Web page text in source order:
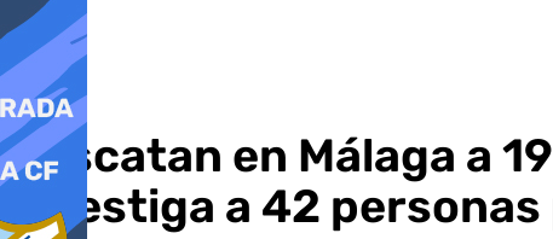
Rescatan en Málaga a
investiga a 42